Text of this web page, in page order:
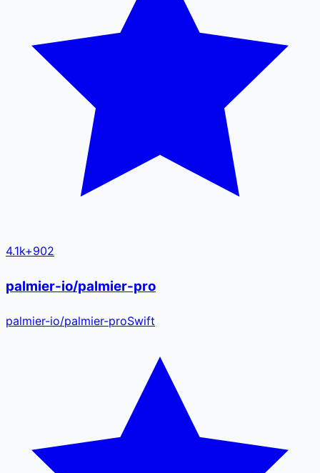
4.1k+902
palmier-io/palmier-pro
palmier-io/palmier-proSwift